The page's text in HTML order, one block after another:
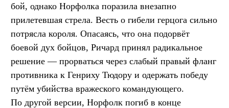
бой, однако Норфолка поразила внезапно
прилетевшая стрела. Весть о гибели герцога сильно
потрясла короля. Опасаясь, что она подорвёт
боевой дух бойцов, Ричард принял радикальное
решение — прорваться через слабый правый фланг
противника к Генриху Тюдору и одержать победу
путём убийства вражеского командующего.
По другой версии, Норфолк погиб в конце